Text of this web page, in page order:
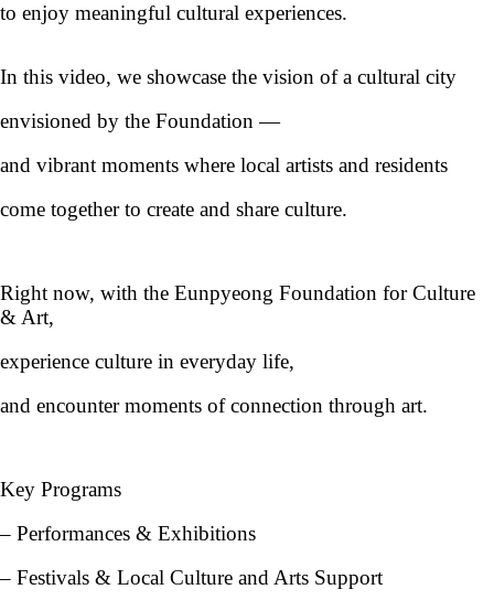
to enjoy meaningful cultural experiences.
In this video, we showcase the vision of a cultural city
envisioned by the Foundation—
and vibrant moments where local artists and residents
come together to create and share culture.
Right now, with the Eunpyeong Foundation for Culture
& Art,
experience culture in everyday life,
and encounter moments of connection through art.
Key Programs
– Performances & Exhibitions
– Festivals & Local Culture and Arts Support